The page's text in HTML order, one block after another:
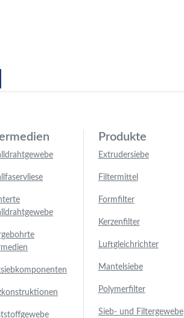
Produkte
Extrudersiebe
Filtermittel
Formfilter
Kerzenfilter
Luftgleichrichter
Mantelsiebe
Polymerfilter
Sieb- und Filtergewebe